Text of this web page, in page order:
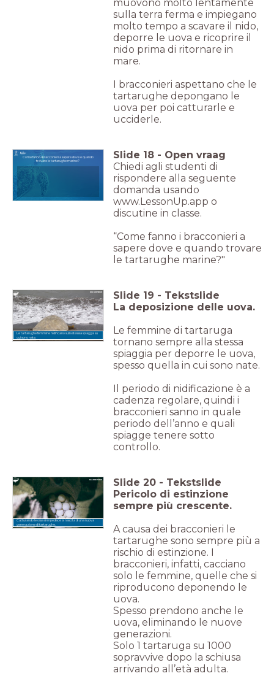
muovono molto lentamente
sulla terra ferma e impiegano
molto tempo a scavare il nido,
deporre le uova e ricoprire il
nido prima di ritornare in
mare.
I bracconieri aspettano che le
tartarughe depongano le
uova per poi catturarle e
ucciderle.
Come fanno i bracconieri a sapere dove e quando
trovare le tartarughe marine?
Slide 18 - Open vraag
Chiedi agli studenti di
rispondere alla seguente
domanda usando
www.LessonUp.app o
discutine in classe.
“Come fanno i bracconieri a
sapere dove e quando trovare
le tartarughe marine?"
Le tartarughe femmine nidificano sulla stesssa spiaggia su
cui sono nate.
Slide 19 - Tekstslide
La deposizione delle uova.
Le femmine di tartaruga
tornano sempre alla stessa
spiaggia per deporre le uova,
spesso quella in cui sono nate.
Il periodo di nidificazione è a
cadenza regolare, quindi i
bracconieri sanno in quale
periodo dell’anno e quali
spiagge tenere sotto
controllo.
Catturando le ossa si impedisce la nascita di una nuova
generazione di tartarughe.
Slide 20 - Tekstslide
Pericolo di estinzione
sempre più crescente.
A causa dei bracconieri le
tartarughe sono sempre più a
rischio di estinzione. I
bracconieri, infatti, cacciano
solo le femmine, quelle che si
riproducono deponendo le
uova.
Spesso prendono anche le
uova, eliminando le nuove
generazioni.
Solo 1 tartaruga su 1000
sopravvive dopo la schiusa
arrivando all’età adulta.